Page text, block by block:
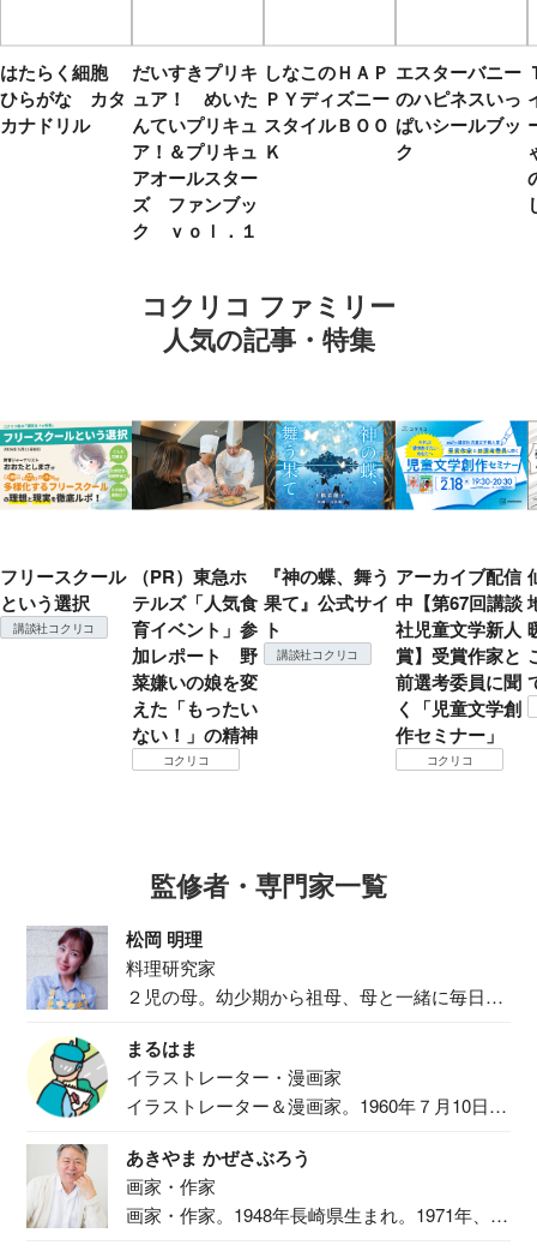
はたらく細胞
ひらがな カタ
カナドリル
だいすきプリキ
ュア！ めいた
んていプリキュ
ア！＆プリキュ
アオールスター
ズ ファンブッ
ク ｖｏｌ．１
しなこのＨＡＰ
ＰＹディズニー
スタイルＢＯＯ
Ｋ
エスターバニー
のハピネスいっ
ぱいシールブッ
ク
コクリコ ファミリー
人気の記事・特集
フリースクール
という選択
講談社コクリコ
（PR）東急ホ
テルズ「人気食
育イベント」参
加レポート 野
菜嫌いの娘を変
えた「もったい
ない！」の精神
コクリコ
『神の蝶、舞う
果て』公式サイ
ト
講談社コクリコ
アーカイブ配信
中【第67回講談
社児童文学新人
賞】受賞作家と
前選考委員に聞
く「児童文学創
作セミナー」
コクリコ
監修者・専門家一覧
松岡 明理
料理研究家
２児の母。幼少期から祖母、母と一緒に毎日の
まるはま
イラストレーター・漫画家
イラストレーター＆漫画家。1960年７月10日生
あきやま かぜさぶろう
画家・作家
画家・作家。1948年長崎県生まれ。1971年、